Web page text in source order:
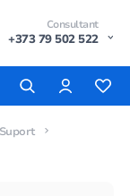
Consultant
+373 79 502 522
Suport